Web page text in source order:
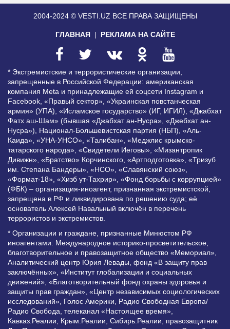
2004-2024 © VESTI.UZ ВСЕ ПРАВА ЗАЩИЩЕНЫ
ГЛАВНАЯ РЕКЛАМА НА САЙТЕ
* Экстремистские и террористические организации,
запрещенные в Российской Федерации: американская
компания Meta и принадлежащие ей соцсети Instagram и
Facebook, «Правый сектор», «Украинская повстанческая
армия» (УПА), «Исламское государство» (ИГ, ИГИЛ), «Джабхат
Фатх аш-Шам» (бывшая «Джабхат ан-Нусра», «Джебхат ан-
Нусра»), Национал-Большевистская партия (НБП), «Аль-
Каида», «УНА-УНСО», «Талибан», «Меджлис крымско-
татарского народа», «Свидетели Иеговы», «Мизантропик
Дивижн», «Братство» Корчинского, «Артподготовка», «Тризуб
им. Степана Бандеры», «НСО», «Славянский союз»,
«Формат-18», «Хизб ут-Тахрир», «Фонд борьбы с коррупцией»
(ФБК) – организация-иноагент, признанная экстремистской,
запрещена в РФ и ликвидирована по решению суда; её
основатель Алексей Навальный включён в перечень
террористов и экстремистов.
* Организации и граждане, признанные Минюстом РФ
иноагентами: Международное историко-просветительское,
благотворительное и правозащитное общество «Мемориал»,
Аналитический центр Юрия Левады, фонд «В защиту прав
заключённых», «Институт глобализации и социальных
движений», «Благотворительный фонд охраны здоровья и
защиты прав граждан», «Центр независимых социологических
исследований», Голос Америки, Радио Свободная Европа/
Радио Свобода, телеканал «Настоящее время»,
Кавказ.Реалии, Крым.Реалии, Сибирь.Реалии, правозащитник